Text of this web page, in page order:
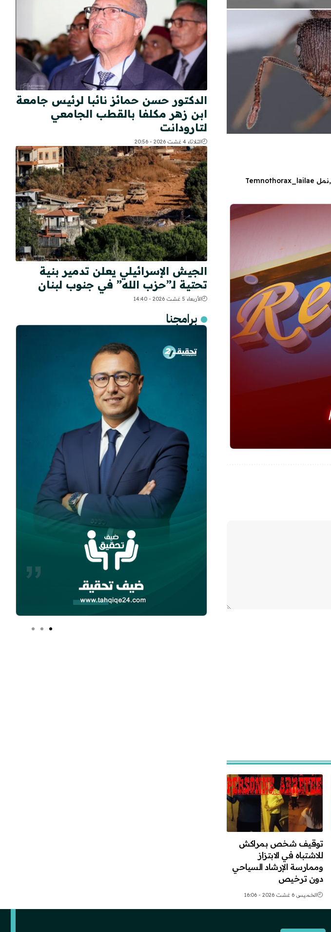
نمل Temnothorax_lailae
توقيف شخص بمراكش
للاشتباه في الابتزاز
وممارسة الإرشاد السياحي
دون ترخيص
الخميس 6 غشت 2026 - 16:06
الدكتور حسن حمائز نائبا لرئيس جامعة
ابن زهر مكلفا بالقطب الجامعي
لتارودانت
الثلاثاء 4 غشت 2026 - 20:56
الجيش الإسرائيلي يعلن تدمير بنية
تحتية لـ”حزب الله” في جنوب لبنان
الأربعاء 5 غشت 2026 - 14:40
برامجنا